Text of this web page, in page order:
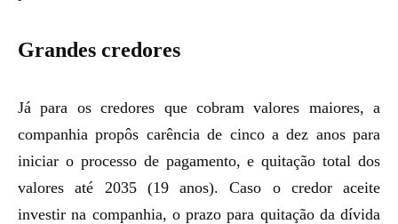
Grandes credores
Já para os credores que cobram valores maiores, a
companhia propôs carência de cinco a dez anos para
iniciar o processo de pagamento, e quitação total dos
valores até 2035 (19 anos). Caso o credor aceite
investir na companhia, o prazo para quitação da dívida